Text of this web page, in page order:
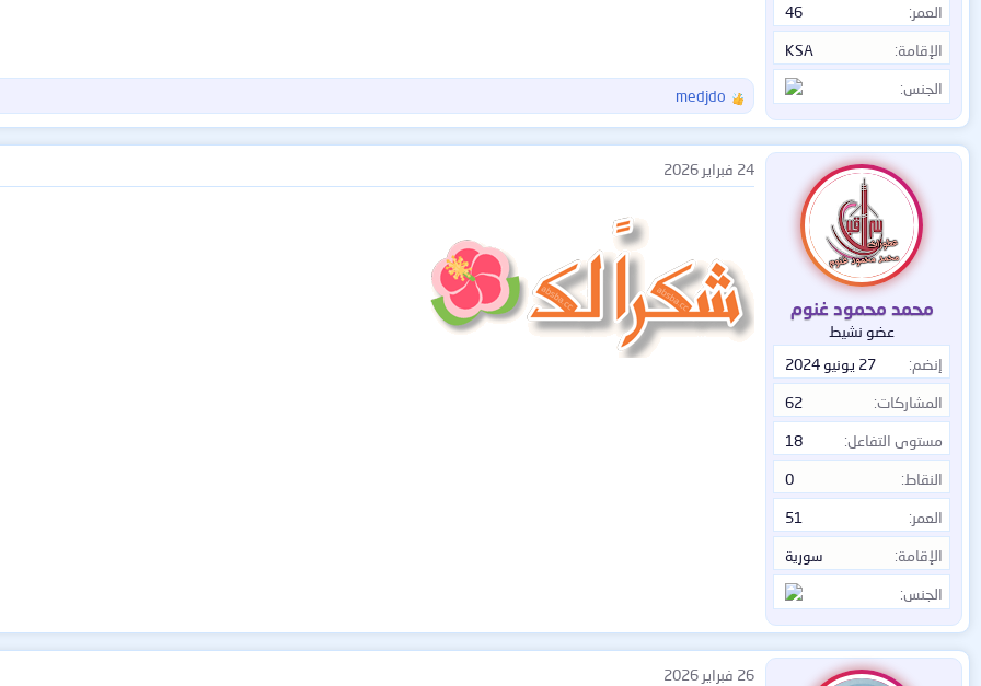
العمر 46
الإقامة KSA
الجنس
ل
ت
ف
ا
ت
:
medjdo
محمد محمود غنوم
عضو نشيط
إنضم
27 يونيو 2024
المشاركات 62
مستوى التفاعل 18
النقاط 0
العمر 51
الإقامة سورية
الجنس
24 فبراير 2026
26 فبراير 2026